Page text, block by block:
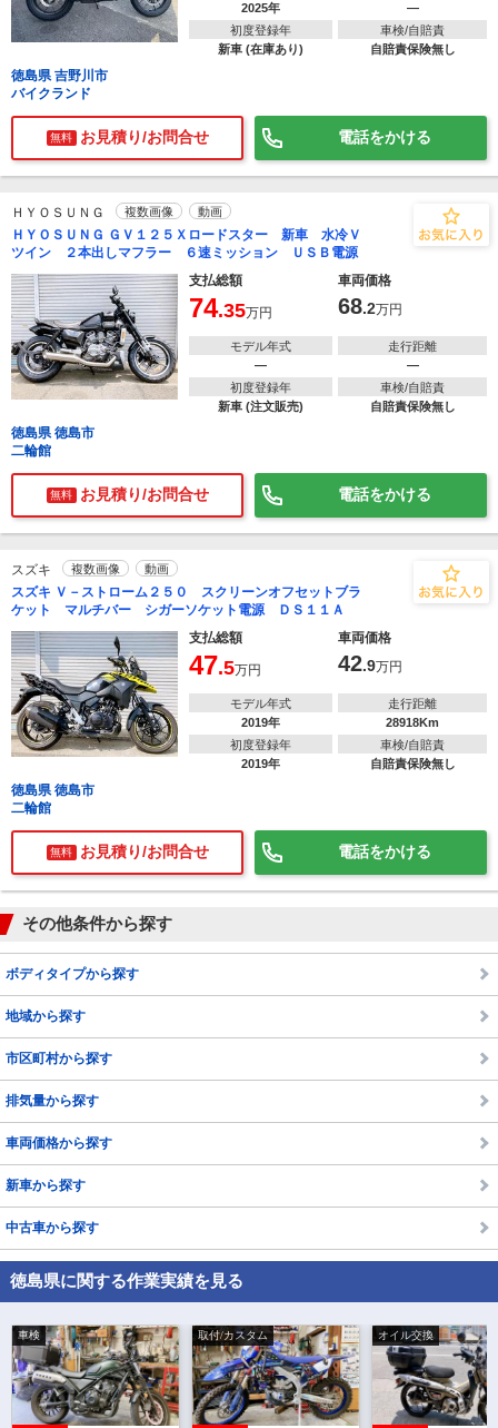
2025年
―
初度登録年
新車 (在庫あり)
車検/自賠責
自賠責保険無し
徳島県 吉野川市
バイクランド
無料 お見積り/お問合せ 電話をかける
ＨＹＯＳＵＮＧ 複数画像 動画
ＨＹＯＳＵＮＧ ＧＶ１２５Ｘロードスター 新車 水冷Ｖ
ツイン ２本出しマフラー ６速ミッション ＵＳＢ電源
支払総額
車両価格
74.35万円 68.2万円
モデル年式
―
走行距離
―
初度登録年
新車 (注文販売)
車検/自賠責
自賠責保険無し
徳島県 徳島市
二輪館
無料 お見積り/お問合せ 電話をかける
スズキ 複数画像 動画
スズキ Ｖ－ストローム２５０ スクリーンオフセットブラ
ケット マルチバー シガーソケット電源 ＤＳ１１Ａ
支払総額
車両価格
47.5万円 42.9万円
モデル年式
2019年
走行距離
28918Km
初度登録年
2019年
車検/自賠責
自賠責保険無し
徳島県 徳島市
二輪館
無料 お見積り/お問合せ 電話をかける
その他条件から探す
ボディタイプから探す
地域から探す
市区町村から探す
排気量から探す
車両価格から探す
新車から探す
中古車から探す
徳島県に関する作業実績を見る
車検 取付/カスタム オイル交換